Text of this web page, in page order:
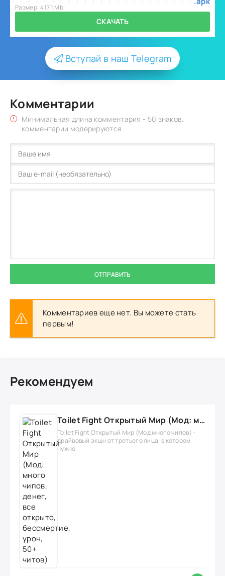
Размер: 417.1 Mb
СКАЧАТЬ
Вступай в наш Telegram
Комментарии
Минимальная длина комментария - 50 знаков.
комментарии модерируются
ОТПРАВИТЬ
Комментариев еще нет. Вы можете стать
первым!
Рекомендуем
Toilet Fight Открытый Мир (Мод: много чипов, денег, все открыто, бессмертие, урон, 50+ читов)
Toilet Fight Открытый Мир (Мод много чипов) -
драйвовый экшн от третьего лица, в котором
нужно